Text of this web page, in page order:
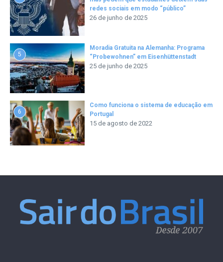
redes sociais em modo “público”
26 de junho de 2025
5
Moradia Gratuita na Alemanha: Programa
“Probewohnen” em Eisenhüttenstadt
25 de junho de 2025
6
Como funciona o sistema de educação em
Portugal
15 de agosto de 2022